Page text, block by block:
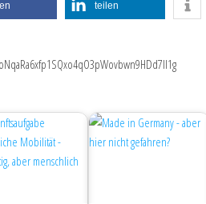
teilen